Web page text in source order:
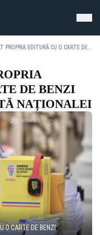
FRF ȘI-A LANSAT PROPRIA EDITURĂ CU O CARTE DE BENZI DESENATE DEDICATĂ NAȚIONALEI
DE BENZI
NAȚIONALEI
O CARTE DE BENZI